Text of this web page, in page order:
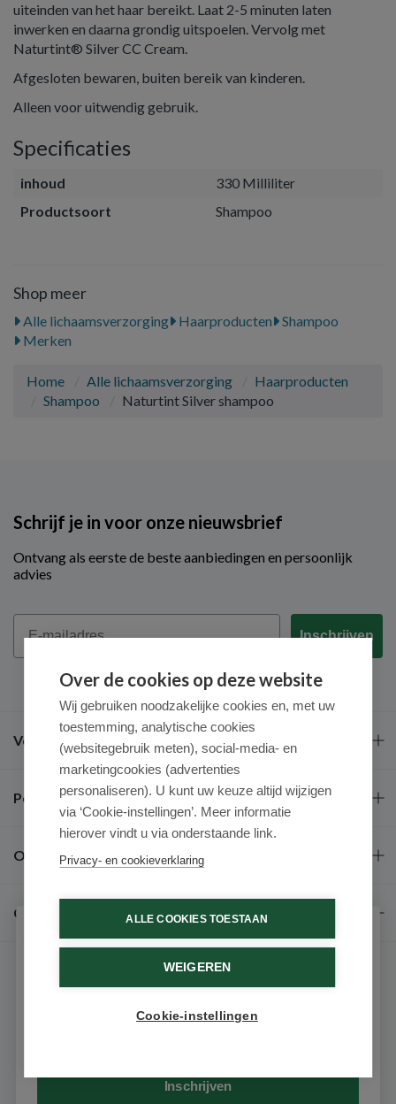
uiteinden van het haar bereikt. Laat 2-5 minuten laten
inwerken en daarna grondig uitspoelen. Vervolg met
Naturtint® Silver CC Cream.
Afgesloten bewaren, buiten bereik van kinderen.
Alleen voor uitwendig gebruik.
Specificaties
inhoud
330 Milliliter
Productsoort
Shampoo
Shop meer
Alle lichaamsverzorging Haarproducten
Shampoo
Merken
Home Alle lichaamsverzorging
Haarproducten
Shampoo
Naturtint Silver shampoo
Schrijf je in voor onze nieuwsbrief
Ontvang als eerste de beste aanbiedingen en persoonlijk
advies
Email
Inschrijven
Veel gestelde vragen
Populaire merken
Over ons
Contact
Over de cookies op deze website
Wij gebruiken noodzakelijke cookies en, met uw
toestemming, analytische cookies
(websitegebruik meten), social-media- en
marketingcookies (advertenties
personaliseren). U kunt uw keuze altijd wijzigen
via ‘Cookie-instellingen’. Meer informatie
hierover vindt u via onderstaande link.
Privacy- en cookieverklaring
ALLE COOKIES TOESTAAN
WEIGEREN
Cookie-instellingen
Schrijf je in voor onze nieuwsbrief
Ontvang als eerste de beste aanbiedingen en persoonlijk
advies
Inschrijven